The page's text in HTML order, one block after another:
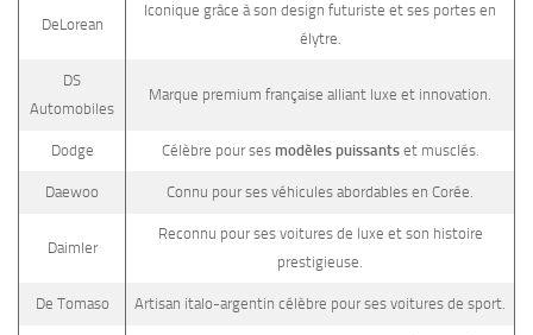
DeLorean
Iconique grâce à son design futuriste et ses portes en
élytre.
DS
Automobiles
Marque premium française alliant luxe et innovation.
Dodge Célèbre pour ses modèles puissantset musclés.
Daewoo Connu pour ses véhicules abordables en Corée.
Daimler
Reconnu pour ses voitures de luxe et son histoire
prestigieuse.
De Tomaso Artisan italo-argentin célèbre pour ses voitures de sport.